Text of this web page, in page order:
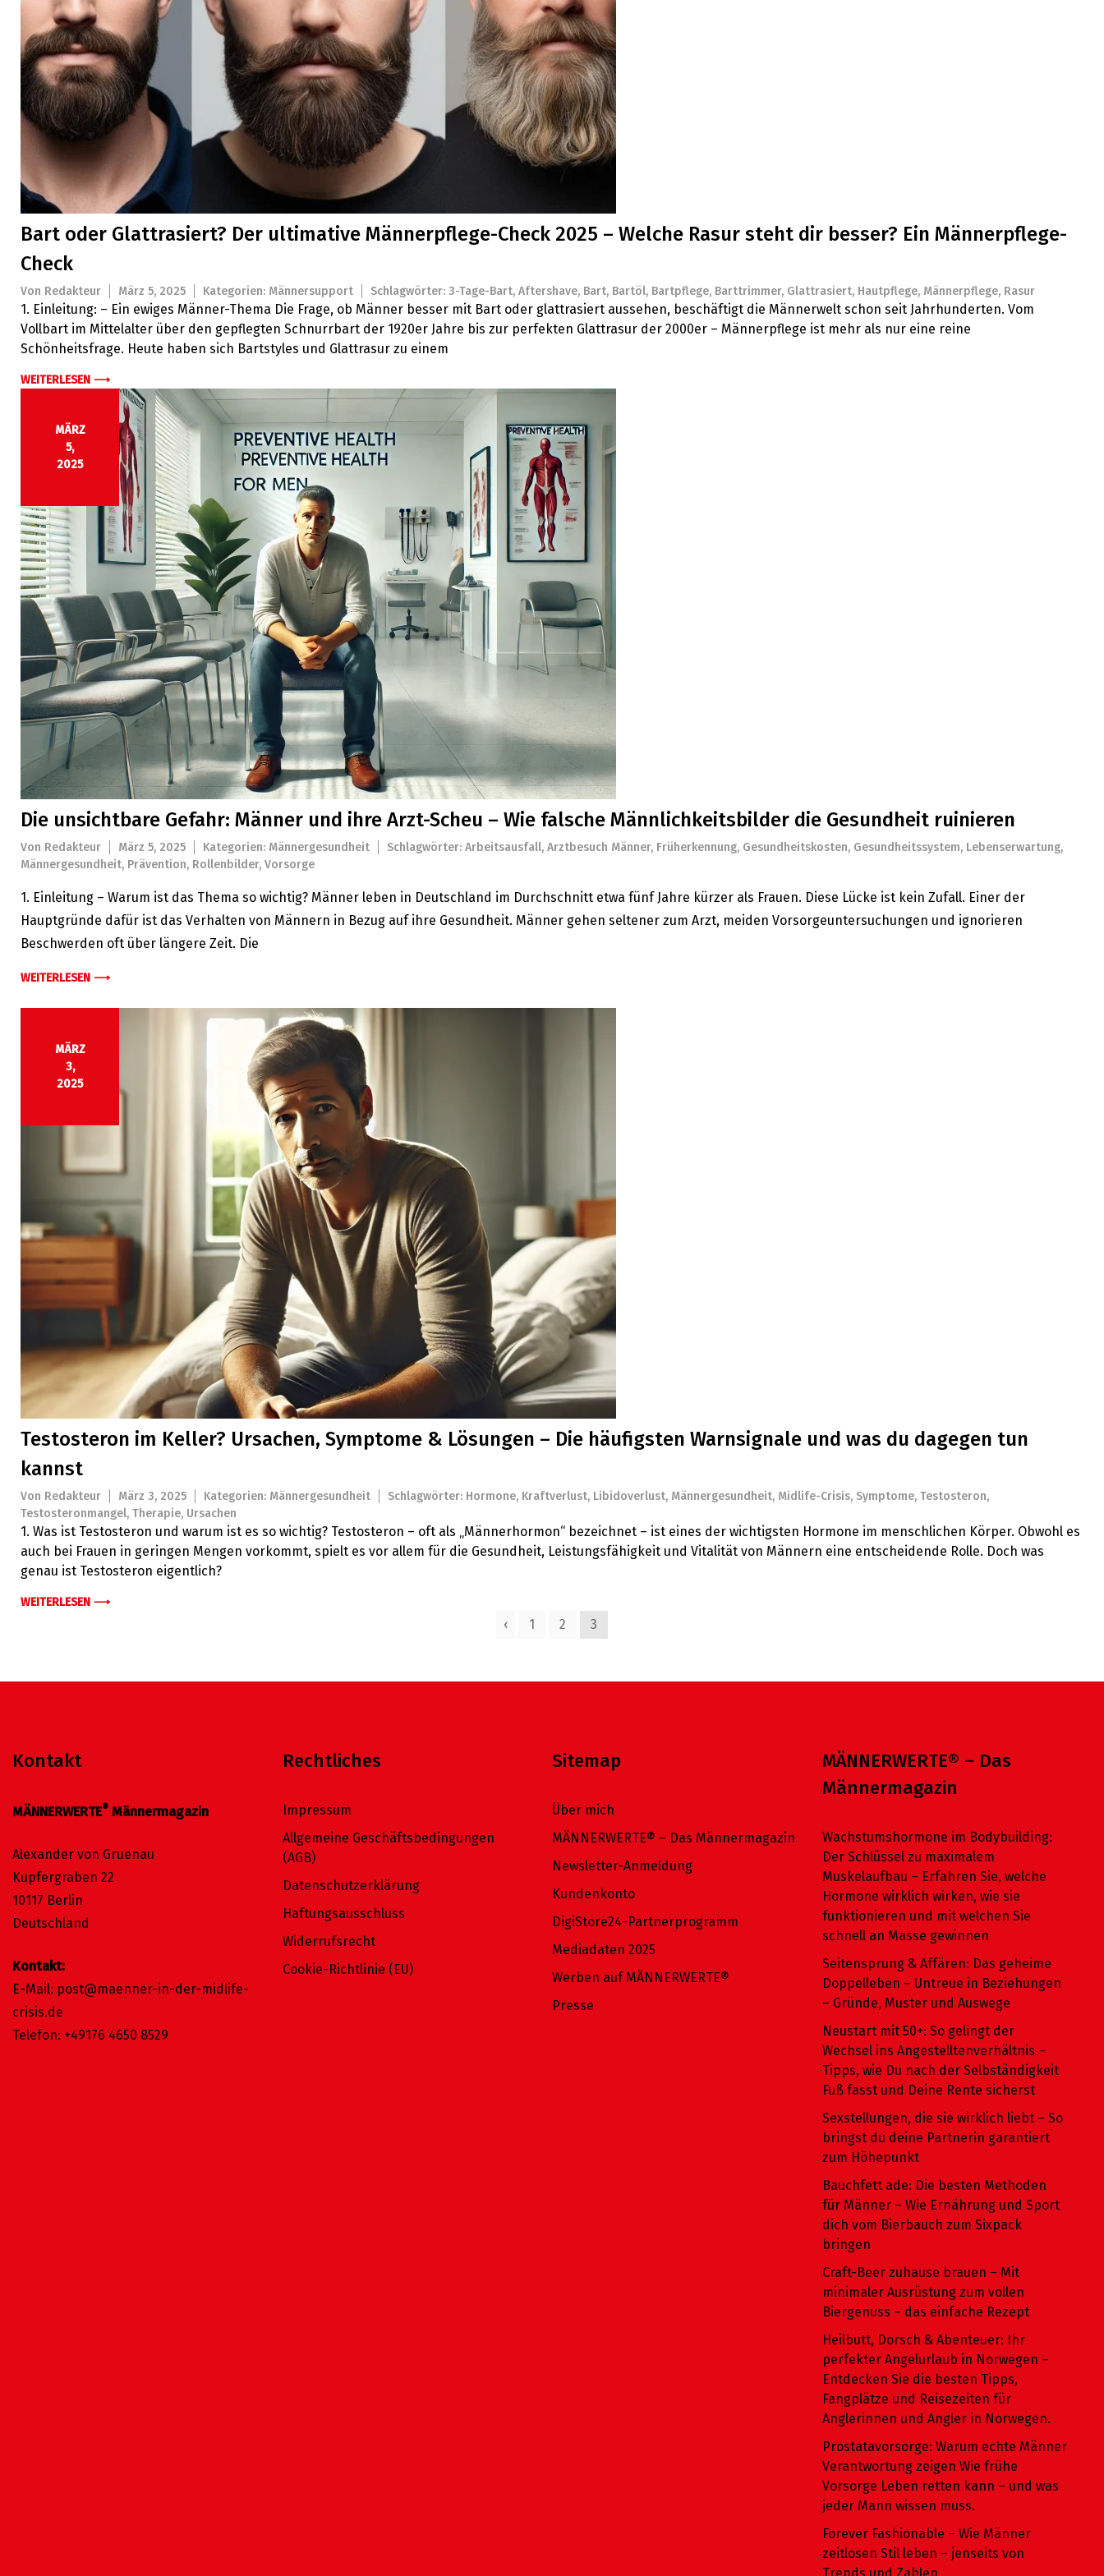
Bart oder Glattrasiert? Der ultimative Männerpflege-Check 2025 – Welche Rasur steht dir besser? Ein Männerpflege-
Check
Von Redakteur März 5, 2025 Kategorien: Männersupport Schlagwörter: 3-Tage-Bart, Aftershave, Bart, Bartöl, Bartpflege, Barttrimmer, Glattrasiert, Hautpflege, Männerpflege, Rasur
1. Einleitung: – Ein ewiges Männer-Thema Die Frage, ob Männer besser mit Bart oder glattrasiert aussehen, beschäftigt die Männerwelt schon seit Jahrhunderten. Vom
Vollbart im Mittelalter über den gepflegten Schnurrbart der 1920er Jahre bis zur perfekten Glattrasur der 2000er – Männerpflege ist mehr als nur eine reine
Schönheitsfrage. Heute haben sich Bartstyles und Glattrasur zu einem
WEITERLESEN ⟶
MÄRZ
5,
2025
Die unsichtbare Gefahr: Männer und ihre Arzt-Scheu – Wie falsche Männlichkeitsbilder die Gesundheit ruinieren
Von Redakteur März 5, 2025 Kategorien: Männergesundheit Schlagwörter: Arbeitsausfall, Arztbesuch Männer, Früherkennung, Gesundheitskosten, Gesundheitssystem, Lebenserwartung,
Männergesundheit, Prävention, Rollenbilder, Vorsorge
1. Einleitung – Warum ist das Thema so wichtig? Männer leben in Deutschland im Durchschnitt etwa fünf Jahre kürzer als Frauen. Diese Lücke ist kein Zufall. Einer der
Hauptgründe dafür ist das Verhalten von Männern in Bezug auf ihre Gesundheit. Männer gehen seltener zum Arzt, meiden Vorsorgeuntersuchungen und ignorieren
Beschwerden oft über längere Zeit. Die
WEITERLESEN ⟶
MÄRZ
3,
2025
Testosteron im Keller? Ursachen, Symptome & Lösungen – Die häufigsten Warnsignale und was du dagegen tun
kannst
Von Redakteur März 3, 2025 Kategorien: Männergesundheit Schlagwörter: Hormone, Kraftverlust, Libidoverlust, Männergesundheit, Midlife-Crisis, Symptome, Testosteron,
Testosteronmangel, Therapie, Ursachen
1. Was ist Testosteron und warum ist es so wichtig? Testosteron – oft als „Männerhormon“ bezeichnet – ist eines der wichtigsten Hormone im menschlichen Körper. Obwohl es
auch bei Frauen in geringen Mengen vorkommt, spielt es vor allem für die Gesundheit, Leistungsfähigkeit und Vitalität von Männern eine entscheidende Rolle. Doch was
genau ist Testosteron eigentlich?
WEITERLESEN ⟶
‹ 1 2 3
Kontakt
MÄNNERWERTE® Männermagazin
Alexander von Gruenau
Kupfergraben 22
10117 Berlin
Deutschland
Kontakt:
E-Mail: post@maenner-in-der-midlife-
crisis.de
Telefon: +49176 4650 8529
Rechtliches
Impressum
Allgemeine Geschäftsbedingungen
(AGB)
Datenschutzerklärung
Haftungsausschluss
Widerrufsrecht
Cookie-Richtlinie (EU)
Sitemap
Über mich
MÄNNERWERTE® – Das Männermagazin
Newsletter-Anmeldung
Kundenkonto
DigiStore24-Partnerprogramm
Mediadaten 2025
Werben auf MÄNNERWERTE®
Presse
MÄNNERWERTE® – Das
Männermagazin
Wachstumshormone im Bodybuilding:
Der Schlüssel zu maximalem
Muskelaufbau – Erfahren Sie, welche
Hormone wirklich wirken, wie sie
funktionieren und mit welchen Sie
schnell an Masse gewinnen
Seitensprung & Affären: Das geheime
Doppelleben – Untreue in Beziehungen
– Gründe, Muster und Auswege
Neustart mit 50+: So gelingt der
Wechsel ins Angestelltenverhältnis –
Tipps, wie Du nach der Selbständigkeit
Fuß fasst und Deine Rente sicherst
Sexstellungen, die sie wirklich liebt – So
bringst du deine Partnerin garantiert
zum Höhepunkt
Bauchfett ade: Die besten Methoden
für Männer – Wie Ernährung und Sport
dich vom Bierbauch zum Sixpack
bringen
Craft-Beer zuhause brauen – Mit
minimaler Ausrüstung zum vollen
Biergenuss – das einfache Rezept
Heilbutt, Dorsch & Abenteuer: Ihr
perfekter Angelurlaub in Norwegen –
Entdecken Sie die besten Tipps,
Fangplätze und Reisezeiten für
Anglerinnen und Angler in Norwegen.
Prostatavorsorge: Warum echte Männer
Verantwortung zeigen Wie frühe
Vorsorge Leben retten kann – und was
jeder Mann wissen muss.
Forever Fashionable – Wie Männer
zeitlosen Stil leben – jenseits von